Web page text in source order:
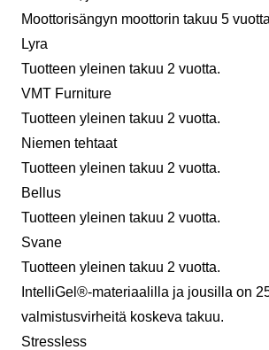
Moottorisängyn moottorin takuu 5
Lyra
Tuotteen yleinen takuu 2 vuotta.
VMT Furniture
Tuotteen yleinen takuu 2 vuotta.
Niemen tehtaat
Tuotteen yleinen takuu 2 vuotta.
Bellus
Tuotteen yleinen takuu 2 vuotta.
Svane
Tuotteen yleinen takuu 2 vuotta.
IntelliGel®-materiaalilla ja jousilla on
valmistusvirheitä koskeva takuu.
Stressless